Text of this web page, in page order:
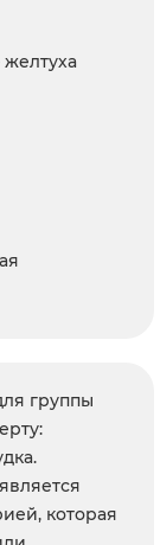
группы
которая